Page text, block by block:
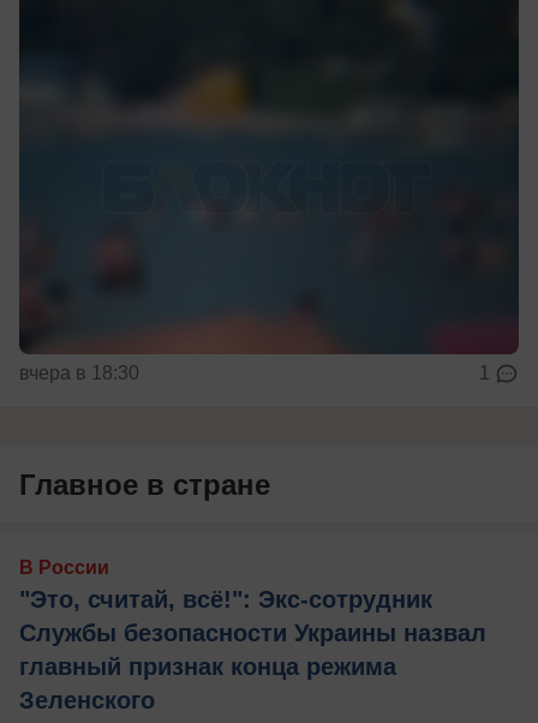
вчера в 18:30 1
Главное в стране
В России
"Это, считай, всё!": Экс-сотрудник
Службы безопасности Украины назвал
главный признак конца режима
Зеленского